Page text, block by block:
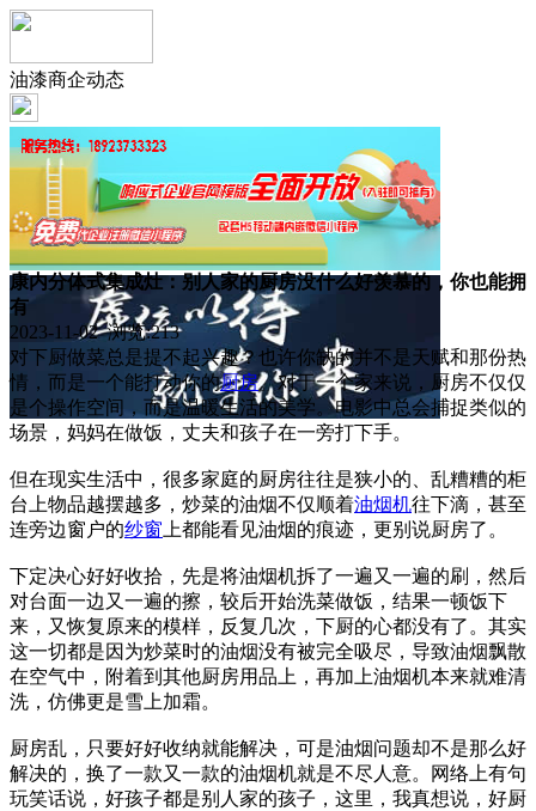
油漆商企动态
康内分体式集成灶：别人家的厨房没什么好羡慕的，你也能拥
有
2023-11-02 浏览:213
对下厨做菜总是提不起兴趣？也许你缺的并不是天赋和那份热
情，而是一个能打动你的厨房。对于一个家来说，厨房不仅仅
是个操作空间，而是温暖生活的美学。电影中总会捕捉类似的
场景，妈妈在做饭，丈夫和孩子在一旁打下手。
但在现实生活中，很多家庭的厨房往往是狭小的、乱糟糟的柜
台上物品越摆越多，炒菜的油烟不仅顺着油烟机往下滴，甚至
连旁边窗户的纱窗 上都能看见油烟的痕迹，更别说厨房了。
下定决心好好收拾，先是将油烟机拆了一遍又一遍的刷，然后
对台面一边又一遍的擦，较后开始洗菜做饭，结果一顿饭下
来，又恢复原来的模样，反复几次，下厨的心都没有了。其实
这一切都是因为炒菜时的油烟没有被完全吸尽，导致油烟飘散
在空气中，附着到其他厨房用品上，再加上油烟机本来就难清
洗，仿佛更是雪上加霜。
厨房乱，只要好好收纳就能解决，可是油烟问题却不是那么好
解决的，换了一款又一款的油烟机就是不尽人意。网络上有句
玩笑话说，好孩子都是别人家的孩子，这里，我真想说，好厨